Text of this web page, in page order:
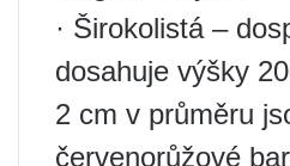
· Širokolistá –
dosahuje výšky
2 cm v průměru
červenorůžové